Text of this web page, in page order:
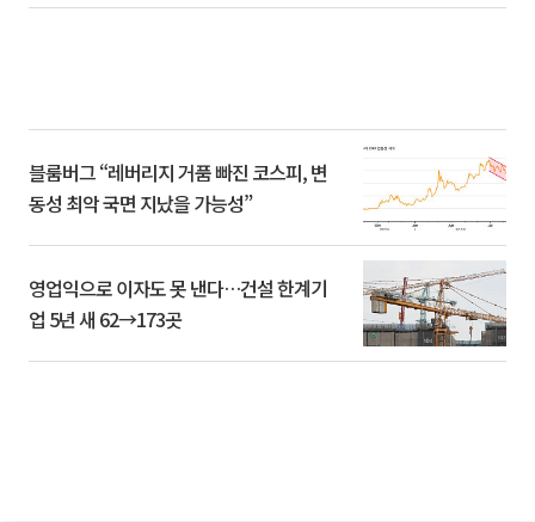
블룸버그 “레버리지 거품 빠진 코스피, 변
동성 최악 국면 지났을 가능성”
영업익으로 이자도 못 낸다…건설 한계기
업 5년 새 62→173곳